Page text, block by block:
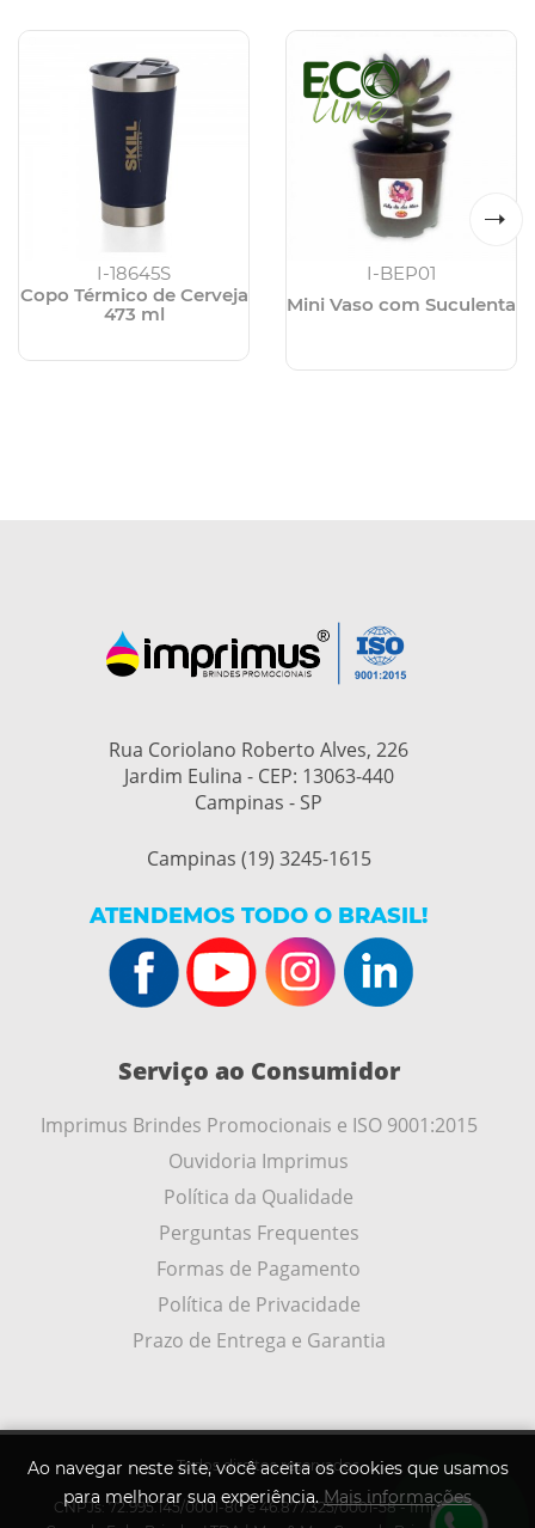
I-18645S
Copo Térmico de Cerveja
473 ml
I-BEP01
Mini Vaso com Suculenta
Ao navegar neste site, você aceita os cookies que usamos
para melhorar sua experiência.Mais informações
Rua Coriolano Roberto Alves, 226
Jardim Eulina - CEP: 13063-440
Campinas - SP
Campinas (19) 3245-1615
ATENDEMOS TODO O BRASIL!
Serviço ao Consumidor
Imprimus Brindes Promocionais e ISO 9001:2015
Ouvidoria Imprimus
Política da Qualidade
Perguntas Frequentes
Formas de Pagamento
Política de Privacidade
Prazo de Entrega e Garantia
Todos direitos reservados
CNPJs: 72.995.145/0001-80 e 46.877.325/0001-58 - Imprimus